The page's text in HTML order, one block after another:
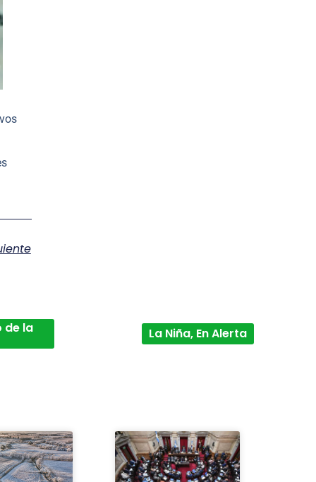
de la La Niña, En Alerta